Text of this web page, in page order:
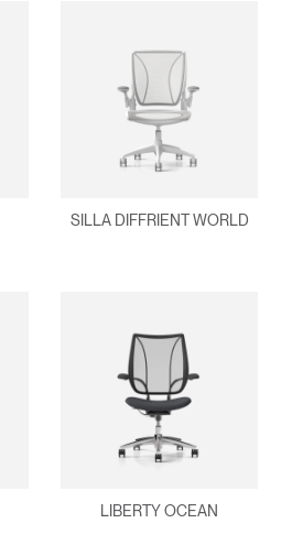
ENTRAR
SILLA DIFFRIENT WORLD
LIBERTY OCEAN